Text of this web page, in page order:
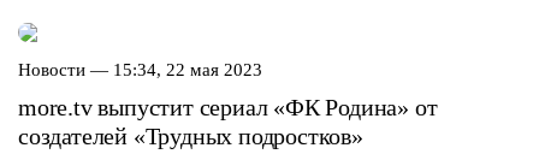
Новости — 15:34, 22 мая 2023
more.tv выпустит сериал «ФК Родина» от
создателей «‎Трудных подростков»‎